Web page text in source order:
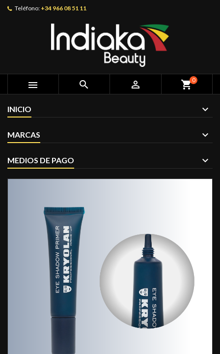
Teléfono: +34 966 08 51 11
   shopping_cart0
INICIO
MARCAS
MEDIOS DE PAGO